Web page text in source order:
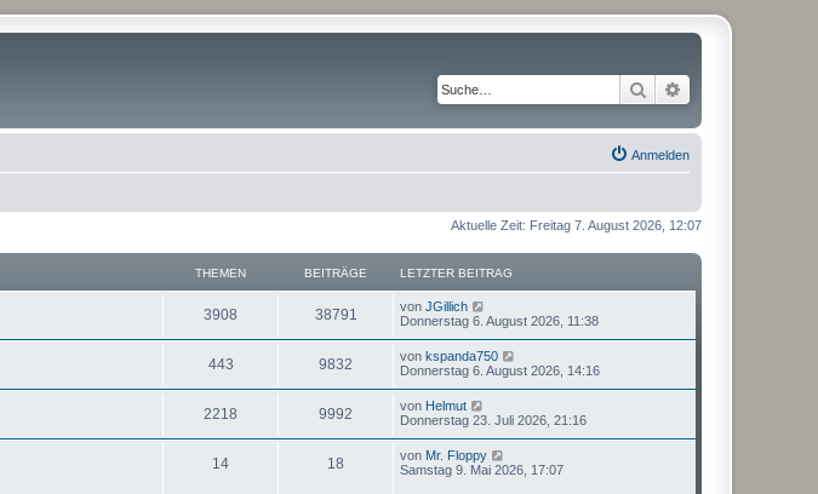
Suche
Anmelden
Aktuelle Zeit: Freitag 7. August 2026, 12:07
THEMEN BEITRÄGE LETZTER BEITRAG
3908 38791 von JGillich
e
e
s
t
e
B
e
i
t
r
Donnerstag 6. August 2026, 11:38
443 9832 von kspanda750
e
s
t
e
B
Donnerstag 6. August 2026, 14:16
2218 9992 von Helmut
e
s
t
Donnerstag 23. Juli 2026, 21:16
14 18 von Mr. Floppy
e
Samstag 9. Mai 2026, 17:07